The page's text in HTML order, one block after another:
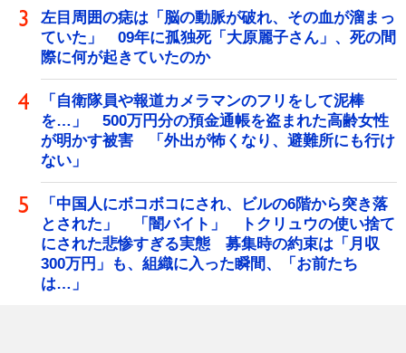
左目周囲の痣は「脳の動脈が破れ、その血が溜まっ
ていた」 09年に孤独死「大原麗子さん」、死の間
際に何が起きていたのか
「自衛隊員や報道カメラマンのフリをして泥棒
を…」 500万円分の預金通帳を盗まれた高齢女性
が明かす被害 「外出が怖くなり、避難所にも行け
ない」
「中国人にボコボコにされ、ビルの6階から突き落
とされた」 「闇バイト」 トクリュウの使い捨て
にされた悲惨すぎる実態 募集時の約束は「月収
300万円」も、組織に入った瞬間、「お前たち
は…」